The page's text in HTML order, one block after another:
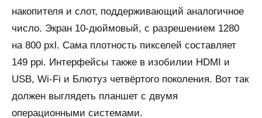
накопителя и слот, поддерживающий аналогичное
число. Экран 10-дюймовый, с разрешением 1280
на 800 pxl. Сама плотность пикселей составляет
149 ppi. Интерфейсы также в изобилии HDMI и
USB, Wi-Fi и Блютуз четвёртого поколения. Вот так
должен выглядеть планшет с двумя
операционными системами.